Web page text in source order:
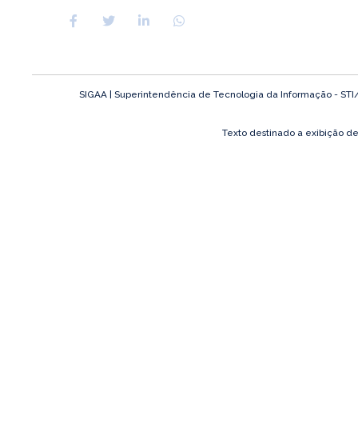
SIGAA | Superintendência de Tecnologia da Informação -
Texto destinado a exibição